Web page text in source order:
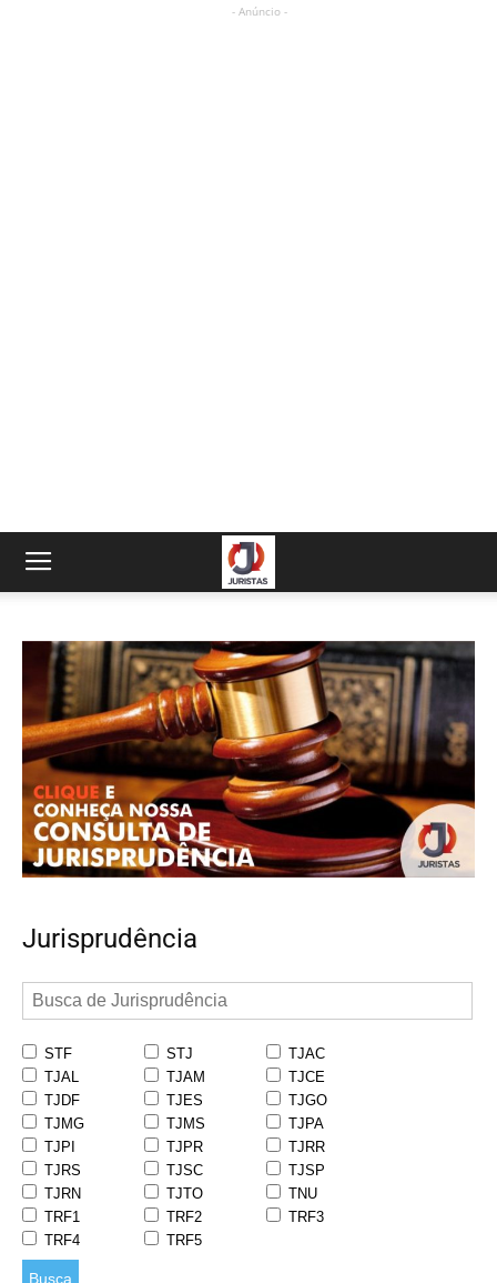
- Anúncio -
Jurisprudência
STF STJ
TJAC
TJAL
TJAM
TJCE
TJDF
TJES
TJGO
TJMG
TJMS
TJPA
TJPI
TJPR
TJRR
TJRS
TJSC
TJSP
TJRN
TJTO
TNU
TRF1
TRF2
TRF3
TRF4
TRF5
Busca